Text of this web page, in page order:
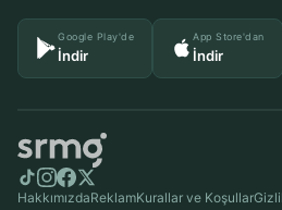
Google Play'de
İndir
App Store'dan
İndir
HakkımızdaReklamKurallar ve Koşullar